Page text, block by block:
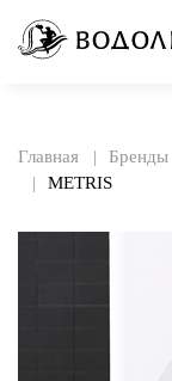
Главная Бренды
METRIS